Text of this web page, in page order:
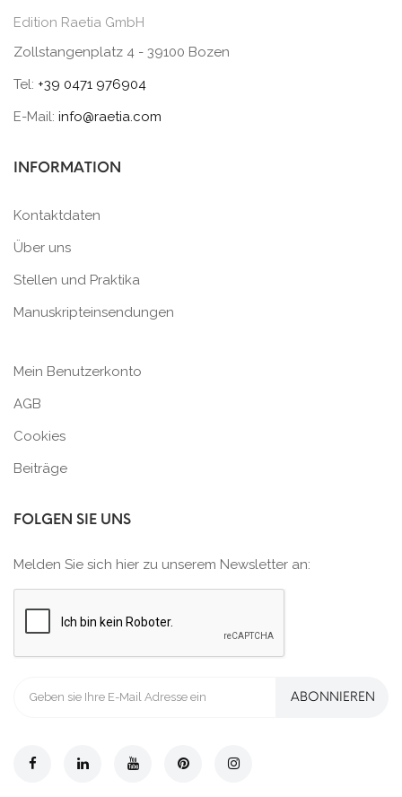
Edition Raetia GmbH
Zollstangenplatz 4 - 39100 Bozen
Tel: +39 0471 976904
E-Mail: info@raetia.com
INFORMATION
Kontaktdaten
Über uns
Stellen und Praktika
Manuskripteinsendungen
Mein Benutzerkonto
AGB
Cookies
Beiträge
FOLGEN SIE UNS
Melden Sie sich hier zu unserem Newsletter an:
ABONNIEREN